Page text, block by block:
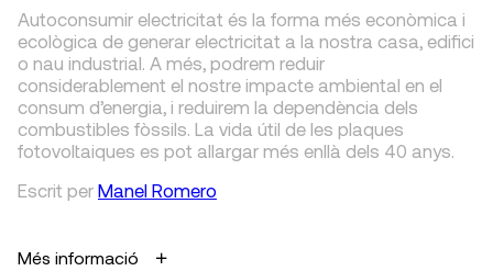
Autoconsumir electricitat és la forma més econòmica i
ecològica de generar electricitat a la nostra casa, edifici
o nau industrial. A més, podrem reduir
considerablement el nostre impacte ambiental en el
consum d’energia, i reduirem la dependència dels
combustibles fòssils. La vida útil de les plaques
fotovoltaiques es pot allargar més enllà dels 40 anys.
Escrit per Manel Romero
Més informació